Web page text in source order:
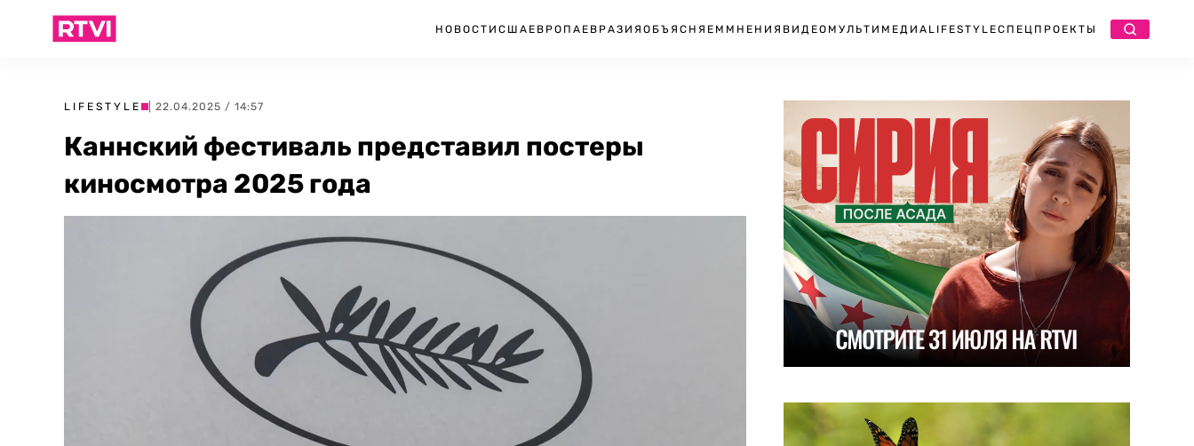
НОВОСТИ США ЕВРОПА ЕВРАЗИЯ ОБЪЯСНЯЕМ МНЕНИЯ ВИДЕО МУЛЬТИМЕДИА LIFESTYLEСПЕЦПРОЕКТЫ
LIFESTYLE | 22.04.2025 / 14:57
Каннский фестиваль представил постеры
киносмотра 2025 года